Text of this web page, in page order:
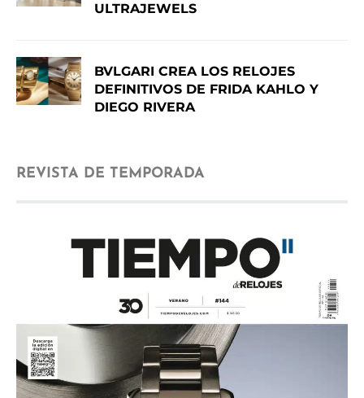
ULTRAJEWELS
BVLGARI CREA LOS RELOJES
DEFINITIVOS DE FRIDA KAHLO Y
DIEGO RIVERA
REVISTA DE TEMPORADA